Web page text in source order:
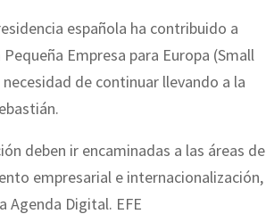
española ha contribuido a
Empresa para Europa (Small
de continuar llevando a la
deben ir encaminadas a las áreas de
empresarial e internacionalización,
Agenda Digital. EFE